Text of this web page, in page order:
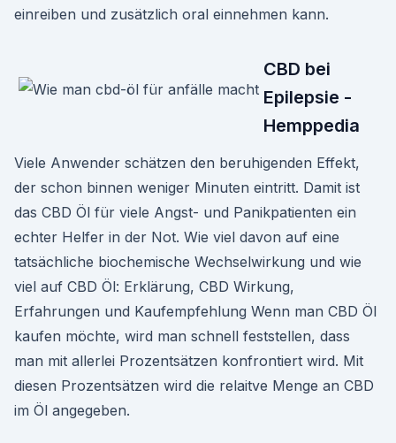
einreiben und zusätzlich oral einnehmen kann.
CBD bei
Epilepsie -
Hemppedia
Viele Anwender schätzen den beruhigenden Effekt,
der schon binnen weniger Minuten eintritt. Damit ist
das CBD Öl für viele Angst- und Panikpatienten ein
echter Helfer in der Not. Wie viel davon auf eine
tatsächliche biochemische Wechselwirkung und wie
viel auf CBD Öl: Erklärung, CBD Wirkung,
Erfahrungen und Kaufempfehlung Wenn man CBD Öl
kaufen möchte, wird man schnell feststellen, dass
man mit allerlei Prozentsätzen konfrontiert wird. Mit
diesen Prozentsätzen wird die relaitve Menge an CBD
im Öl angegeben.